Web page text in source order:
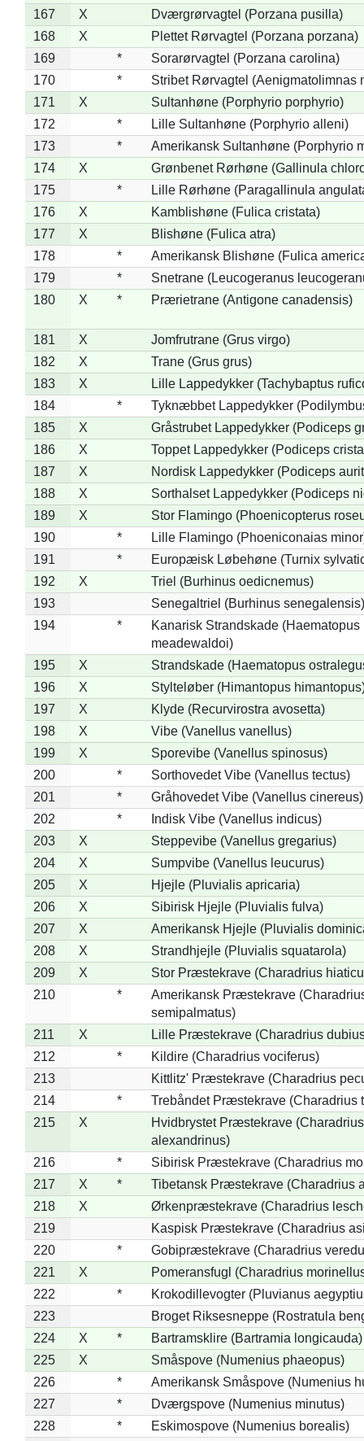
167
X
Dværgrørvagtel (Porzana pusilla)
168
X
Plettet Rørvagtel (Porzana porzana)
169
*
Sorarørvagtel (Porzana carolina)
170
*
Stribet Rørvagtel (Aenigmatolimnas
171
X
Sultanhøne (Porphyrio porphyrio)
172
*
Lille Sultanhøne (Porphyrio alleni)
173
*
Amerikansk Sultanhøne (Porphyrio
174
X
Grønbenet Rørhøne (Gallinula
175
*
Lille Rørhøne (Paragallinula
176
X
Kamblishøne (Fulica cristata)
177
X
Blishøne (Fulica atra)
178
*
Amerikansk Blishøne (Fulica
179
*
Snetrane (Leucogeranus
180
X * Prærietrane (Antigone canadensis)
181 X
Jomfrutrane (Grus virgo)
182
X
Trane (Grus grus)
183
X
Lille Lappedykker (Tachybaptus
184
*
Tyknæbbet Lappedykker
185
X
Gråstrubet Lappedykker (Podiceps
186
X
Toppet Lappedykker (Podiceps
187
X
Nordisk Lappedykker (Podiceps
188
X
Sorthalset Lappedykker (Podiceps
189
X
Stor Flamingo (Phoenicopterus
190
*
Lille Flamingo (Phoeniconaias
191
*
Europæisk Løbehøne (Turnix
192
X
Triel (Burhinus oedicnemus)
193
Senegaltriel (Burhinus senegalensis)
194
*
Kanarisk Strandskade (Haematopus
meadewaldoi)
195
X
Strandskade (Haematopus
196
X
Stylteløber (Himantopus
197
X
Klyde (Recurvirostra avosetta)
198
X
Vibe (Vanellus vanellus)
199
X
Sporevibe (Vanellus spinosus)
200
*
Sorthovedet Vibe (Vanellus tectus)
201
*
Gråhovedet Vibe (Vanellus cinereus)
202
*
Indisk Vibe (Vanellus indicus)
203
X
Steppevibe (Vanellus gregarius)
204
X
Sumpvibe (Vanellus leucurus)
205
X
Hjejle (Pluvialis apricaria)
206
X
Sibirisk Hjejle (Pluvialis fulva)
207
X
Amerikansk Hjejle (Pluvialis
208
X
Strandhjejle (Pluvialis squatarola)
209
X
Stor Præstekrave (Charadrius
210
*
Amerikansk Præstekrave
semipalmatus)
211
X
Lille Præstekrave (Charadrius
212
*
Kildire (Charadrius vociferus)
213
Kittlitz' Præstekrave (Charadrius
214
*
Trebåndet Præstekrave (Charadrius
215
X
Hvidbrystet Præstekrave (Charadrius
alexandrinus)
216
*
Sibirisk Præstekrave (Charadrius
217
X *
Tibetansk Præstekrave (Charadrius
218
X
Ørkenpræstekrave (Charadrius
219
Kaspisk Præstekrave (Charadrius
220
*
Gobipræstekrave (Charadrius
221
X
Pomeransfugl (Charadrius
222
*
Krokodillevogter (Pluvianus
223
Broget Riksesneppe (Rostratula
224
X *
Bartramsklire (Bartramia longicauda)
225
X
Småspove (Numenius phaeopus)
226
*
Amerikansk Småspove (Numenius
227
*
Dværgspove (Numenius minutus)
228
*
Eskimospove (Numenius borealis)